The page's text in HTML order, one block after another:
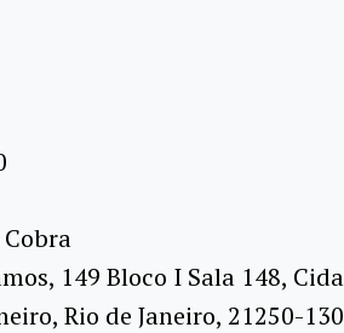
149 Bloco I Sala 148,
Rio de Janeiro, 21250-